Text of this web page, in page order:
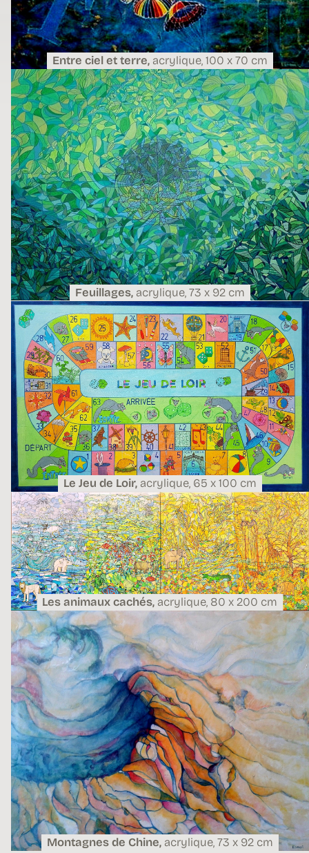
Entre ciel et terre, acrylique, 100 x 70 cm
Feuillages, acrylique, 73 x 92 cm
Le Jeu de Loir, acrylique, 65 x 100 cm
Les animaux cachés, acrylique, 80 x 200 cm
Montagnes de Chine, acrylique, 73 x 92 cm